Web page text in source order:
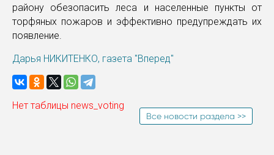
району обезопасить леса и населенные пункты от
торфяных пожаров и эффективно предупреждать их
появление.
Дарья НИКИТЕНКО, газета "Вперед"
Нет таблицы news_voting
Все новости раздела >>